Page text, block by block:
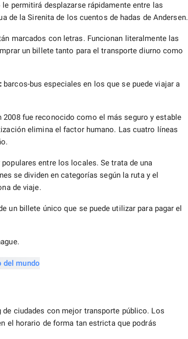
permitirá desplazarse rápidamente entre las
de la Sirenita de los cuentos de hadas de Andersen.
marcados con letras. Funcionan literalmente las
un billete tanto para el transporte diurno como
barcos-bus especiales en los que se puede viajar a
2008 fue reconocido como el más seguro y estable
elimina el factor humano. Las cuatro líneas
entre los locales. Se trata de una
se dividen en categorías según la ruta y el
de viaje.
un billete único que se puede utilizar para pagar el
ciudades con mejor transporte público. Los
el horario de forma tan estricta que podrás